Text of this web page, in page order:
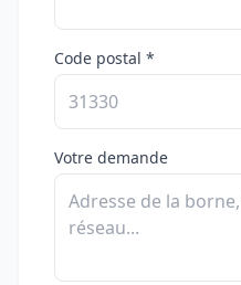
Code postal *
Votre demande